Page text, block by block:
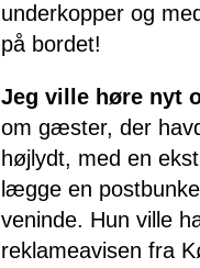
underkopper og
på bordet!
Jeg ville høre nyt
om gæster, der
højlydt, med en
lægge en
veninde. Hun ville
reklameavisen fra